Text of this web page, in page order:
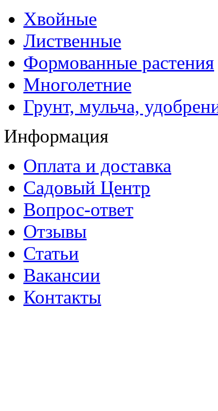
Хвойные
Лиственные
Формованные растения
Многолетние
Грунт, мульча,
Информация
Оплата и доставка
Садовый Центр
Вопрос-ответ
Отзывы
Статьи
Вакансии
Контакты